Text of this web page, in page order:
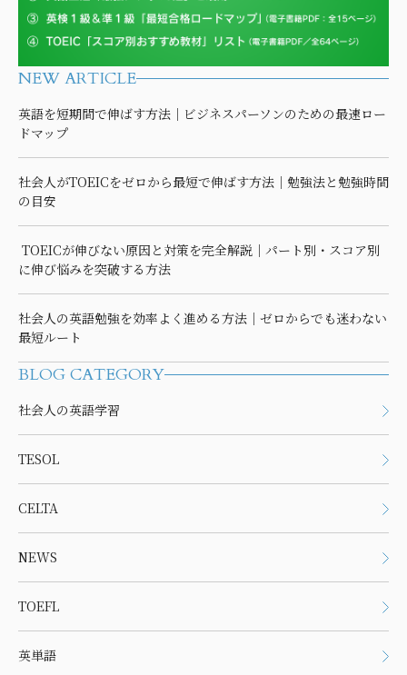
NEW ARTICLE
英語を短期間で伸ばす方法｜ビジネスパーソンのための最速ロー
ドマップ
社会人がTOEICをゼロから最短で伸ばす方法｜勉強法と勉強時間
の目安
TOEICが伸びない原因と対策を完全解説｜パート別・スコア別
に伸び悩みを突破する方法
社会人の英語勉強を効率よく進める方法｜ゼロからでも迷わない
最短ルート
BLOG CATEGORY
社会人の英語学習
TESOL
CELTA
NEWS
TOEFL
英単語